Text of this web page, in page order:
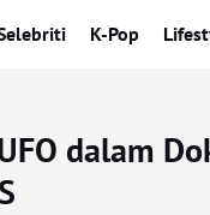
K-Pop
dalam